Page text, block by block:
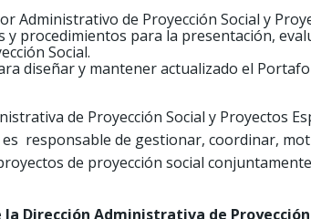
Administrativo de Proyección Social y
y procedimientos para la presentación,
Social.
diseñar y mantener actualizado el
de Proyección Social y Proyectos
es responsable de gestionar, coordinar,
de proyección social
la Dirección Administrativa de